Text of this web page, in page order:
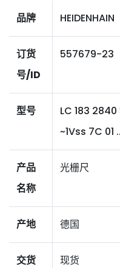
品牌 HEIDENHAIN
订货
号/ID
557679-23
型号
LC 183 2840
~1Vss 7C 01
产品
名称
光栅尺
产地 德国
交货
现货